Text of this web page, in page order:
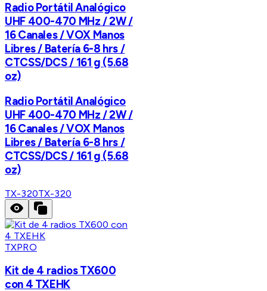
Radio Portátil Analógico
UHF 400-470 MHz / 2W /
16 Canales / VOX Manos
Libres / Batería 6-8 hrs /
CTCSS/DCS / 161 g (5.68
oz)
Radio Portátil Analógico
UHF 400-470 MHz / 2W /
16 Canales / VOX Manos
Libres / Batería 6-8 hrs /
CTCSS/DCS / 161 g (5.68
oz)
TX-320TX-320
TXPRO
Kit de 4 radios TX600
con 4 TXEHK